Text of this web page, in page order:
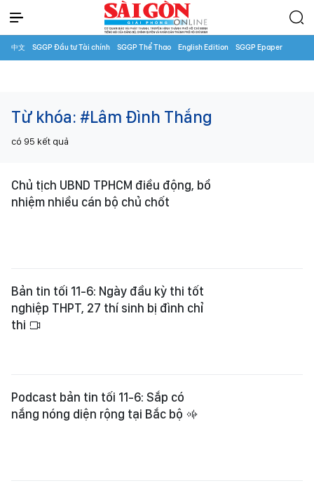
中文 SGGP Đầu tư Tài chính SGGP Thể Thao English Edition SGGP Epaper
Từ khóa: #Lâm Đình Thắng
có 95 kết quả
Chủ tịch UBND TPHCM điều động, bổ
nhiệm nhiều cán bộ chủ chốt
Bản tin tối 11-6: Ngày đầu kỳ thi tốt
nghiệp THPT, 27 thí sinh bị đình chỉ
thi
Podcast bản tin tối 11-6: Sắp có
nắng nóng diện rộng tại Bắc bộ